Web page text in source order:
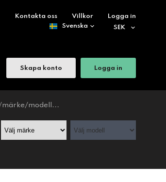
Kontakta oss Villkor Logga in
Skapa konto Logga in